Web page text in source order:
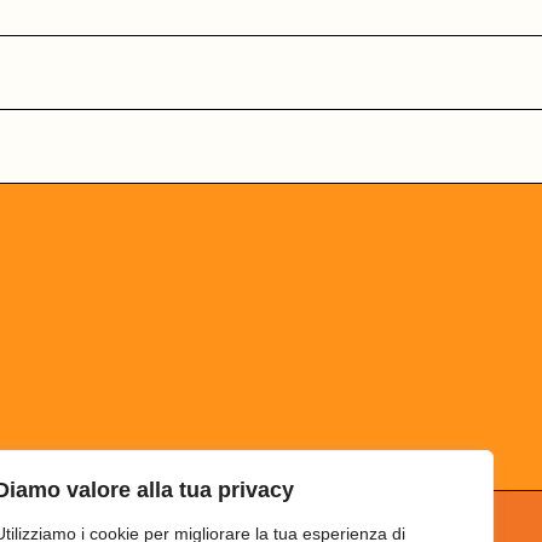
valore alla tua privacy
i cookie per migliorare la tua esperienza di